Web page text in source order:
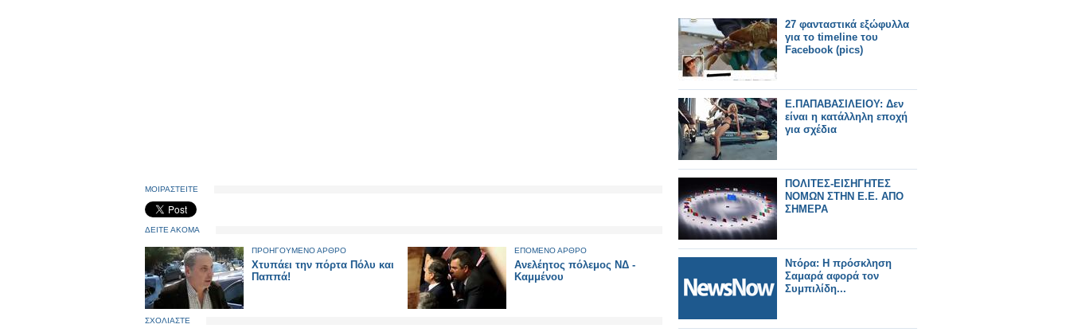
ΜΟΙΡΑΣΤΕΙΤΕ
ΔΕΙΤΕ ΑΚΟΜΑ
ΠΡΟΗΓΟΥΜΕΝΟ ΑΡΘΡΟ
Χτυπάει την πόρτα Πόλυ και
Παππά!
ΕΠΟΜΕΝΟ ΑΡΘΡΟ
Ανελέητος πόλεμος ΝΔ -
Καμμένου
ΣΧΟΛΙΑΣΤΕ
27 φανταστικά εξώφυλλα
για το timeline του
Facebook (pics)
E.ΠΑΠΑΒΑΣΙΛΕΙΟΥ: Δεν
είναι η κατάλληλη εποχή
για σχέδια
ΠΟΛΙΤΕΣ-ΕΙΣΗΓΗΤΕΣ
ΝΟΜΩΝ ΣΤΗΝ Ε.Ε. ΑΠΟ
ΣΗΜΕΡΑ
Ντόρα: Η πρόσκληση
Σαμαρά αφορά τον
Συμπιλίδη...